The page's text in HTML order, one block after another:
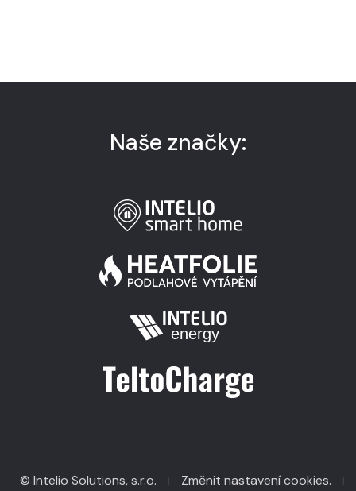
Naše značky:
© Intelio Solutions, s.r.o. | Změnit nastavení cookies. |